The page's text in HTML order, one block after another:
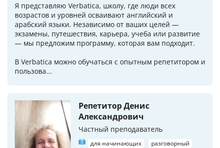
Я представляю Verbatica, школу, где люди всех
возрастов и уровней осваивают английский и
арабский языки. Независимо от ваших целей —
экзамены, путешествия, карьера, учеба или развитие
— мы предложим программу, которая вам подходит.
В Verbatica можно обучаться с опытным репетитором и
пользова...
Репетитор Денис
Александрович
Частный преподаватель
для начинающих
разговорный